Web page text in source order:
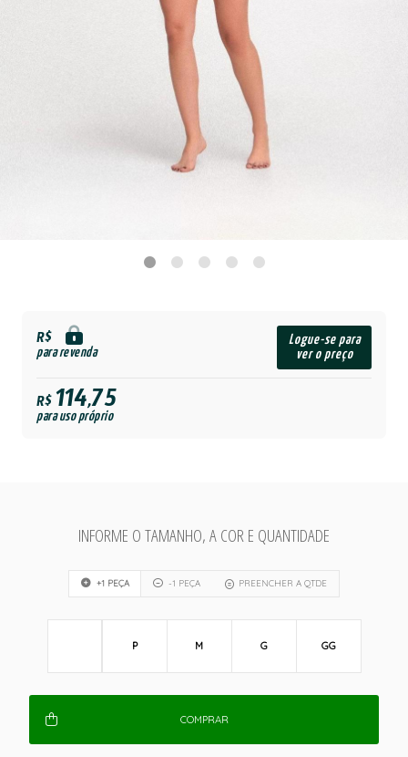
R$
para revenda
Logue-se para
ver o preço
R$114,75
para uso próprio
INFORME O TAMANHO, A COR E QUANTIDADE
+1 PEÇA -1 PEÇA PREENCHER A QTDE
P M G GG
COMPRAR